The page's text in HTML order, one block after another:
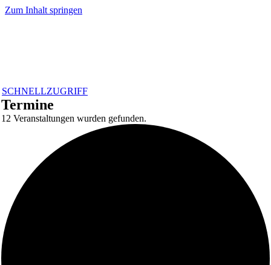
Zum Inhalt springen
SCHNELLZUGRIFF
Termine
12 Veranstaltungen wurden gefunden.